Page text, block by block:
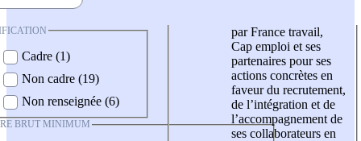
Cadre (1)
Non cadre (19)
Non renseignée (6)
BRUT MINIMUM
par France travail,
Cap emploi et ses
partenaires pour ses
actions concrètes en
faveur du recrutement,
de l’intégration et de
l’accompagnement de
ses collaborateurs en